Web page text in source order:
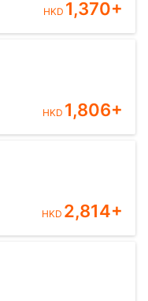
HKD 1,370+
HKD 1,806+
HKD 2,814+